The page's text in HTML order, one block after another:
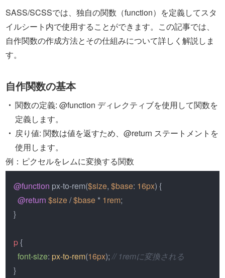
SASS/SCSSでは、独自の関数（function）を定義してスタ
イルシート内で使用することができます。この記事では、
自作関数の作成方法とその仕組みについて詳しく解説しま
す。
自作関数の基本
関数の定義: @function ディレクティブを使用して関数を
定義します。
戻り値: 関数は値を返すため、@return ステートメントを
使用します。
例：ピクセルをレムに変換する関数
@function px-to-rem($size, $base: 16px) {
@return $size / $base * 1rem;
}
p {
font-size: px-to-rem(16px); // 1remに変換される
}